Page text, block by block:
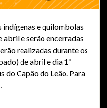
indígenas e quilombolas
abril e serão encerradas
realizadas durante os
de abril e dia 1º
do Capão do Leão. Para